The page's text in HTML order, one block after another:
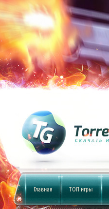
Главная ТОП игры